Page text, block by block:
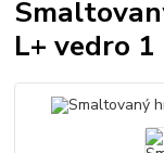
L+ vedro 1